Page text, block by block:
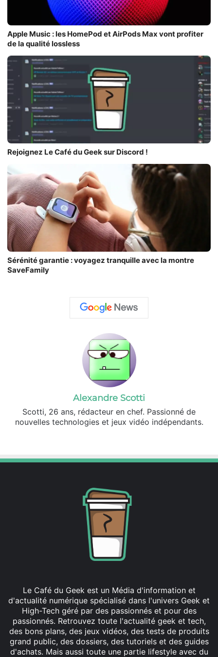
Apple Music : les HomePod et AirPods Max vont profiter
de la qualité lossless
Rejoignez Le Café du Geek sur Discord !
Sérénité garantie : voyagez tranquille avec la montre
SaveFamily
Alexandre Scotti
Scotti, 26 ans, rédacteur en chef. Passionné de
nouvelles technologies et jeux vidéo indépendants.
Le Café du Geek est un Média d'information et
d'actualité numérique spécialisé dans l'univers Geek et
High-Tech géré par des passionnés et pour des
passionnés. Retrouvez toute l'actualité geek et tech,
des bons plans, des jeux vidéos, des tests de produits
grand public, des dossiers, des tutoriels et des guides
d'achats. Mais aussi toute une partie lifestyle avec du